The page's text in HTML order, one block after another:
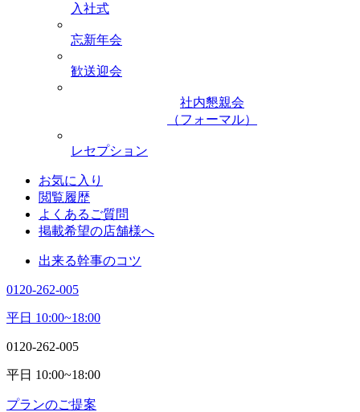
入社式
忘新年会
歓送迎会
社内懇親会
（フォーマル）
レセプション
お気に入り
閲覧履歴
よくあるご質問
掲載希望の店舗様へ
出来る幹事のコツ
0120-262-005
平日 10:00~18:00
0120-262-005
平日 10:00~18:00
プランのご提案